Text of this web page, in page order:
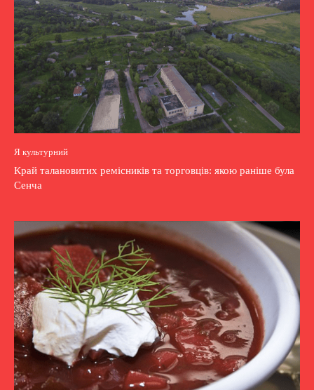
Я культурний
Край талановитих ремісників та торговців: якою раніше була
Сенча